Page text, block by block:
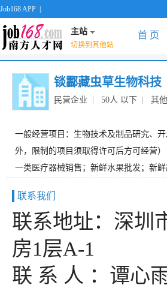
Job168 APP
主站
切换到其他站
首 页
锬酃藏虫草生物科技
民营企业 50人 以下 其
一般经营项目：生物技术及制品研究、
外，限制的项目须取得许可后方可经营
一类医疗器械销售；新鲜水果批发；新
联系我们
联系地址：深圳
房1层A-1
联 系 人 ：谭心